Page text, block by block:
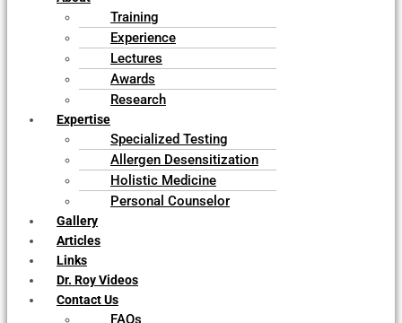
Training
Experience
Lectures
Awards
Research
Expertise
Specialized Testing
Allergen Desensitization
Holistic Medicine
Personal Counselor
Gallery
Articles
Links
Dr. Roy Videos
Contact Us
FAQs